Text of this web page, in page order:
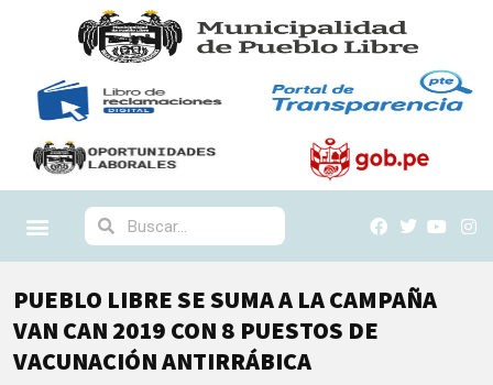
PUEBLO LIBRE SE SUMA A LA CAMPAÑA
VAN CAN 2019 CON 8 PUESTOS DE
VACUNACIÓN ANTIRRÁBICA